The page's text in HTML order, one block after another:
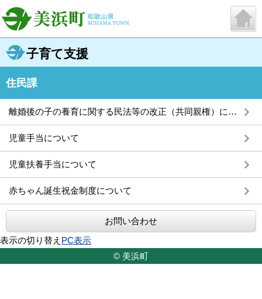
子育て支援
住民課
離婚後の子の養育に関する民法等の改正（共同親権）について
児童手当について
児童扶養手当について
赤ちゃん誕生祝金制度について
お問い合わせ
表示の切り替え PC表示
© 美浜町